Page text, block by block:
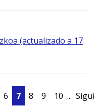
(actualizado a 17
6 7 8 9 10 ...